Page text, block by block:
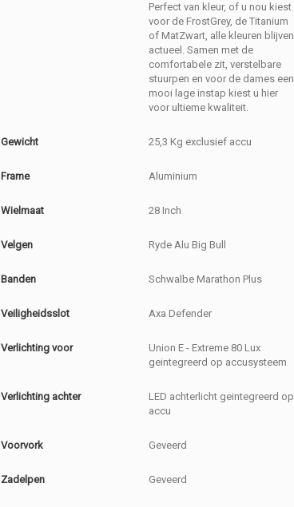
Perfect van kleur, of u nou kiest
voor de FrostGrey, de Titanium
of MatZwart, alle kleuren blijven
actueel. Samen met de
comfortabele zit, verstelbare
stuurpen en voor de dames een
mooi lage instap kiest u hier
voor ultieme kwaliteit.
Gewicht 25,3 Kg exclusief accu
Frame Aluminium
Wielmaat 28 Inch
Velgen Ryde Alu Big Bull
Banden Schwalbe Marathon Plus
Veiligheidsslot Axa Defender
Verlichting voor
Union E - Extreme 80 Lux
geintegreerd op accusysteem
Verlichting achter
LED achterlicht geintegreerd op
accu
Voorvork Geveerd
Zadelpen Geveerd